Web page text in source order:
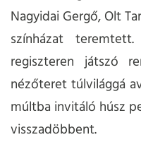
Nagyidai Gergő, Olt
színházat
regiszteren játszó
nézőteret túlvilággá
múltba invitáló húsz
visszadöbbent.